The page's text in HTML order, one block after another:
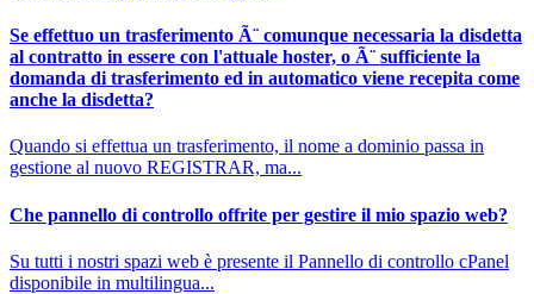
Se effettuo un trasferimento Ã¨ comunque necessaria la disdetta
al contratto in essere con l'attuale hoster, o Ã¨ sufficiente la
domanda di trasferimento ed in automatico viene recepita come
anche la disdetta?
Quando si effettua un trasferimento, il nome a dominio passa in
gestione al nuovo REGISTRAR, ma...
Che pannello di controllo offrite per gestire il mio spazio web?
Su tutti i nostri spazi web è presente il Pannello di controllo cPanel
disponibile in multilingua...